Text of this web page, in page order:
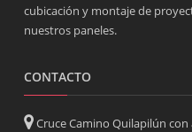
cubicación y montaje de
nuestros paneles.
CONTACTO
Cruce Camino Quilapilún